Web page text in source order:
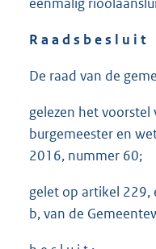
R a a d s b e s l u i t
De raad van de
gelezen het voorstel
burgemeester en
2016, nummer 60;
gelet op artikel 229,
b, van de